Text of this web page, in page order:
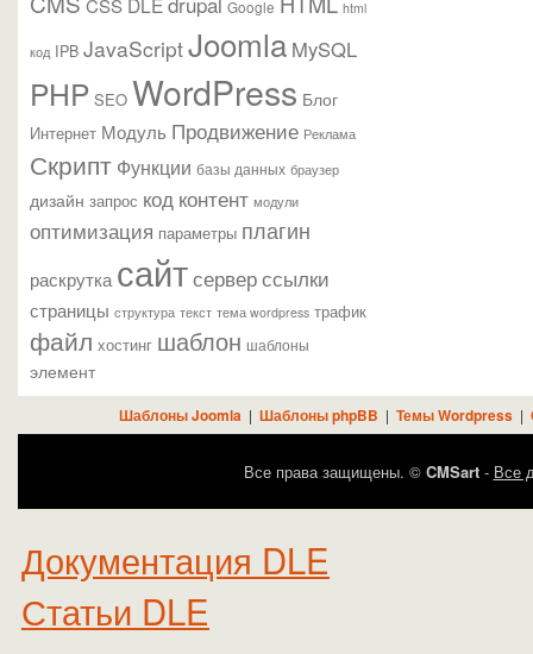
CSS Google html
код IPB JavaScriptJoomla MySQL
PHP SEO WordPress Блог
Интернет Модуль Продвижение Реклама
Скрипт Функции базы данных браузер
дизайн запрос код контент модули
оптимизация параметры плагин
раскрутка сайтсерверссылки
страницы структура текст тема wordpress трафик
файл хостинг шаблон шаблоны
элемент
Шаблоны Joomla | Шаблоны phpBB | Темы Wordpress|
Все права защищены. © CMSart- Все
Документация DLE
Статьи DLE